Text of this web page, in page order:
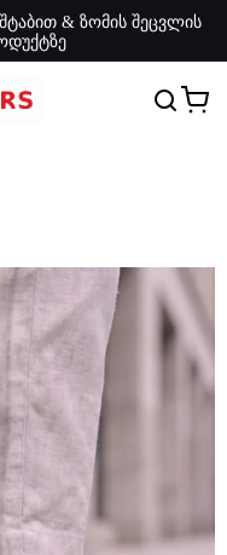
& ზომის შეცვლის